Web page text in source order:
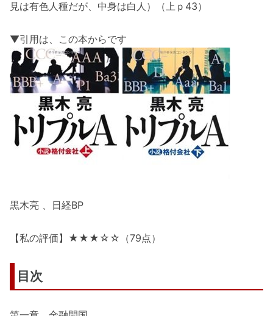
見は有色人種だが、中身は白人）（上ｐ43）
▼引用は、この本からです
黒木亮 、日経BP
【私の評価】★★★☆☆（79点）
目次